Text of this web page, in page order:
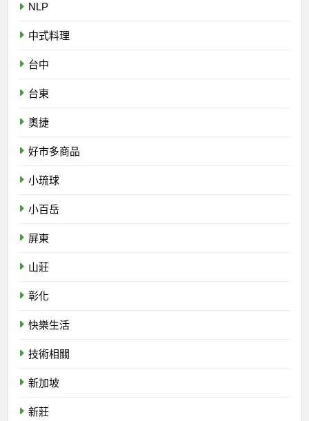
NLP
中式料理
台中
台東
奧捷
好市多商品
小琉球
小百岳
屏東
山莊
彰化
快樂生活
技術相關
新加坡
新莊